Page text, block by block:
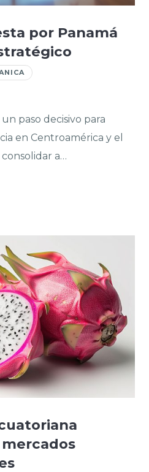
por Panamá
paso decisivo para
en Centroamérica y el
consolidar a…